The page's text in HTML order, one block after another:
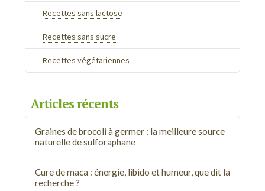
Recettes sans lactose
Recettes sans sucre
Recettes végétariennes
Articles récents
Graines de brocoli à germer : la meilleure source
naturelle de sulforaphane
Cure de maca : énergie, libido et humeur, que dit la
recherche ?